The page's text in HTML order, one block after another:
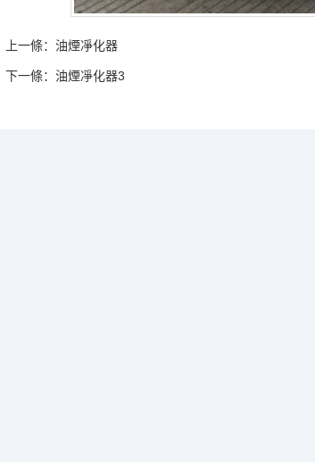
上一條： 油煙凈化器
下一條： 油煙凈化器3